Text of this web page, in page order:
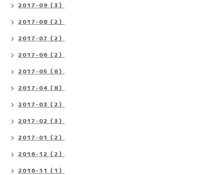
2017-09（3）
2017-08（2）
2017-07（2）
2017-06（2）
2017-05（6）
2017-04（8）
2017-03（2）
2017-02（3）
2017-01（2）
2016-12（2）
2016-11（1）